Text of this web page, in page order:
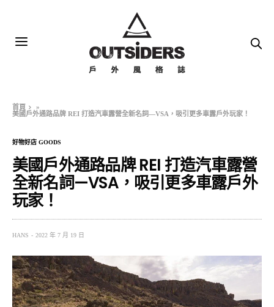
首頁
»
美國戶外通路品牌 REI 打造汽車露營全新名詞—VSA，吸引更多車露戶外玩家！
好物好店 GOODS
美國戶外通路品牌 REI 打造汽車露營
全新名詞—VSA，吸引更多車露戶外
玩家！
HANS 2022 年 7 月 19 日